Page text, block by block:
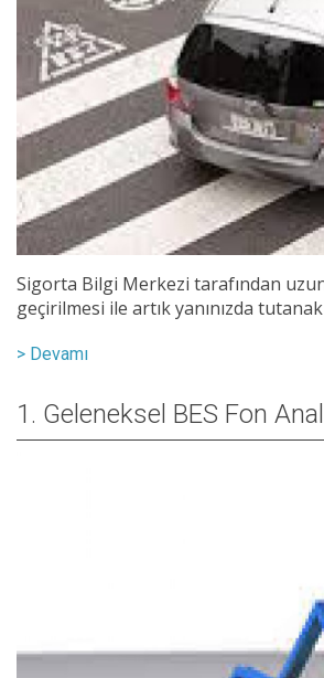
Sigorta Bilgi Merkezi tarafından
geçirilmesi ile artık yanınızda
> Devamı
1. Geleneksel BES Fon